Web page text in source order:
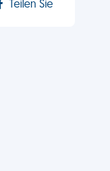
Teilen Sie